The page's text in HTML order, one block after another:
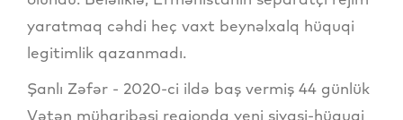
yaratmaq cəhdi heç vaxt beynəlxalq hüquqi
legitimlik qazanmadı.
Şanlı Zəfər - 2020-ci ildə baş vermiş 44 günlük
Vətən müharibəsi regionda yeni siyasi-hüquqi